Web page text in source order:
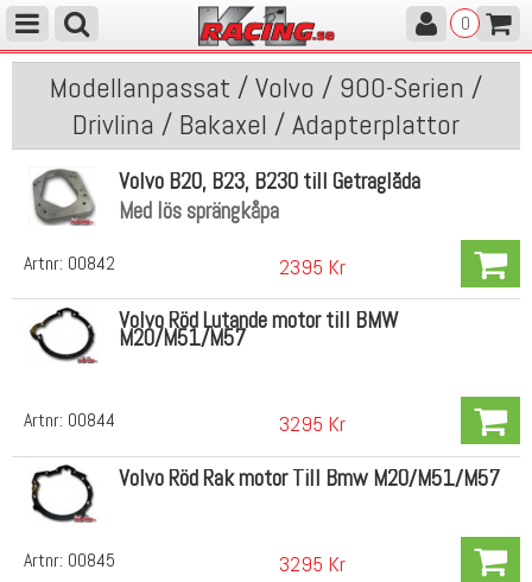
0
Modellanpassat / Volvo / 900-Serien /
Drivlina / Bakaxel / Adapterplattor
Artnr: 00842
Volvo B20, B23, B230 till Getraglåda
Med lös sprängkåpa
2395 Kr
Artnr: 00844
Volvo Röd Lutande motor till BMW
M20/M51/M57
3295 Kr
Artnr: 00845
Volvo Röd Rak motor Till Bmw M20/M51/M57
3295 Kr